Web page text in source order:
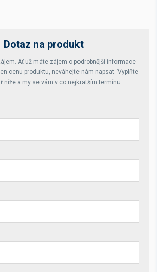
Dotaz na produkt
Ať už máte zájem o podrobnější informace
cenu produktu, neváhejte nám napsat. Vyplňte
níže a my se vám v co nejkratším termínu